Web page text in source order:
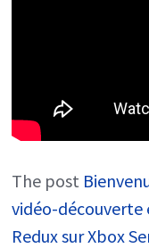
The post
vidéo-découverte
Redux sur Xbox